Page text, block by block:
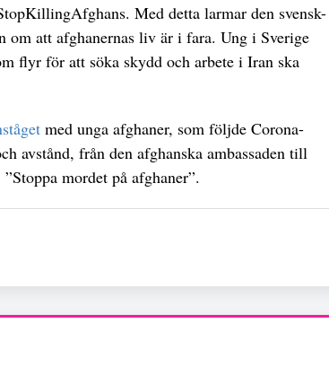
Med detta larmar den svensk-
om att afghanernas liv är i fara. Ung i Sverige
flyr för att söka skydd och arbete i Iran ska
med unga afghaner, som följde Corona-
avstånd, från den afghanska ambassaden till
mordet på afghaner”.